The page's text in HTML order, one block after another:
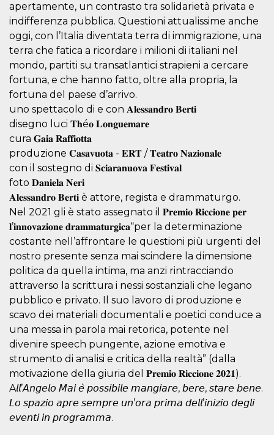
apertamente, un contrasto tra solidarietà privata e
indifferenza pubblica. Questioni attualissime anche
oggi, con l’Italia diventata terra di immigrazione, una
terra che fatica a ricordare i milioni di italiani nel
mondo, partiti su transatlantici strapieni a cercare
fortuna, e che hanno fatto, oltre alla propria, la
fortuna del paese d’arrivo.
uno spettacolo di e con 𝐀𝐥𝐞𝐬𝐬𝐚𝐧𝐝𝐫𝐨 𝐁𝐞𝐫𝐭𝐢
disegno luci 𝐓𝐡é𝐨 𝐋𝐨𝐧𝐠𝐮𝐞𝐦𝐚𝐫𝐞
cura 𝐆𝐚𝐢𝐚 𝐑𝐚𝐟𝐟𝐢𝐨𝐭𝐭𝐚
produzione 𝐂𝐚𝐬𝐚𝐯𝐮𝐨𝐭𝐚 - 𝐄𝐑𝐓 / 𝐓𝐞𝐚𝐭𝐫𝐨 𝐍𝐚𝐳𝐢𝐨𝐧𝐚𝐥𝐞
con il sostegno di 𝐒𝐜𝐢𝐚𝐫𝐚𝐧𝐮𝐨𝐯𝐚 𝐅𝐞𝐬𝐭𝐢𝐯𝐚𝐥
foto 𝐃𝐚𝐧𝐢𝐞𝐥𝐚 𝐍𝐞𝐫𝐢
𝐀𝐥𝐞𝐬𝐬𝐚𝐧𝐝𝐫𝐨 𝐁𝐞𝐫𝐭𝐢 è attore, regista e drammaturgo.
Nel 2021 gli è stato assegnato il 𝐏𝐫𝐞𝐦𝐢𝐨 𝐑𝐢𝐜𝐜𝐢𝐨𝐧𝐞 𝐩𝐞𝐫
𝐥’𝐢𝐧𝐧𝐨𝐯𝐚𝐳𝐢𝐨𝐧𝐞 𝐝𝐫𝐚𝐦𝐦𝐚𝐭𝐮𝐫𝐠𝐢𝐜𝐚“per la determinazione
costante nell’affrontare le questioni più urgenti del
nostro presente senza mai scindere la dimensione
politica da quella intima, ma anzi rintracciando
attraverso la scrittura i nessi sostanziali che legano
pubblico e privato. Il suo lavoro di produzione e
scavo dei materiali documentali e poetici conduce a
una messa in parola mai retorica, potente nel
divenire speech pungente, azione emotiva e
strumento di analisi e critica della realtà” (dalla
motivazione della giuria del 𝐏𝐫𝐞𝐦𝐢𝐨 𝐑𝐢𝐜𝐜𝐢𝐨𝐧𝐞 𝟐𝟎𝟐𝟏).
A𝘭𝘭’𝘈𝘯𝘨𝘦𝘭𝘰 𝘔𝘢𝘪 𝘦̀ 𝘱𝘰𝘴𝘴𝘪𝘣𝘪𝘭𝘦 𝘮𝘢𝘯𝘨𝘪𝘢𝘳𝘦, 𝘣𝘦𝘳𝘦, 𝘴𝘵𝘢𝘳𝘦 𝘣𝘦𝘯𝘦.
𝘓𝘰 𝘴𝘱𝘢𝘻𝘪𝘰 𝘢𝘱𝘳𝘦 𝘴𝘦𝘮𝘱𝘳𝘦 𝘶𝘯’𝘰𝘳𝘢 𝘱𝘳𝘪𝘮𝘢 𝘥𝘦𝘭𝘭’𝘪𝘯𝘪𝘻𝘪𝘰 𝘥𝘦𝘨𝘭𝘪
𝘦𝘷𝘦𝘯𝘵𝘪 𝘪𝘯 𝘱𝘳𝘰𝘨𝘳𝘢𝘮𝘮𝘢.
variabili di
sessione utente.
Normalmente è
un numero
generato in
modo casuale, il
viene utilizzato
può essere
specifico per il
m
Stripe
m.stripe.com
1 anno 1
Questo cookie
l'ottimizzazione
dei servizi di
elaborazione
dei pagamenti,
facilitando la
memorizzazione
dei contenuti
sul browser per
rendere le
pagine più
veloci.
CookieScriptConsent
CookieScript
4
settimane
2 giorni
Questo cookie
viene utilizzato
dal servizio
Cookie-
Script.com per
ricordare le
consenso sui
cookie dei
visitatori. È
necessario che il
banner dei
cookie di